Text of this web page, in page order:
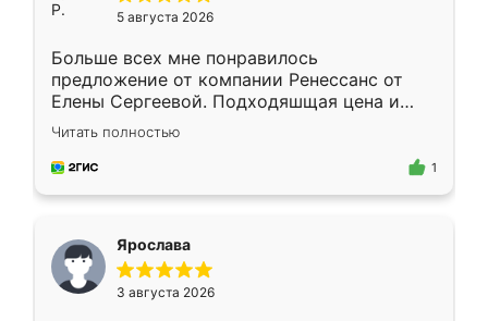
5 августа 2026
Больше всех мне понравилось
предложение от компании Ренессанс от
Елены Сергеевой. Подходяшщая цена и
короткие сроки изготовления. Приехавший
для замера сотрудник Владислав
предложил по моему эскизу самый
Читать полностью
1
Ярослава
3 августа 2026